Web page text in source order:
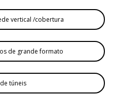
vertical /cobertura
de grande formato
túneis